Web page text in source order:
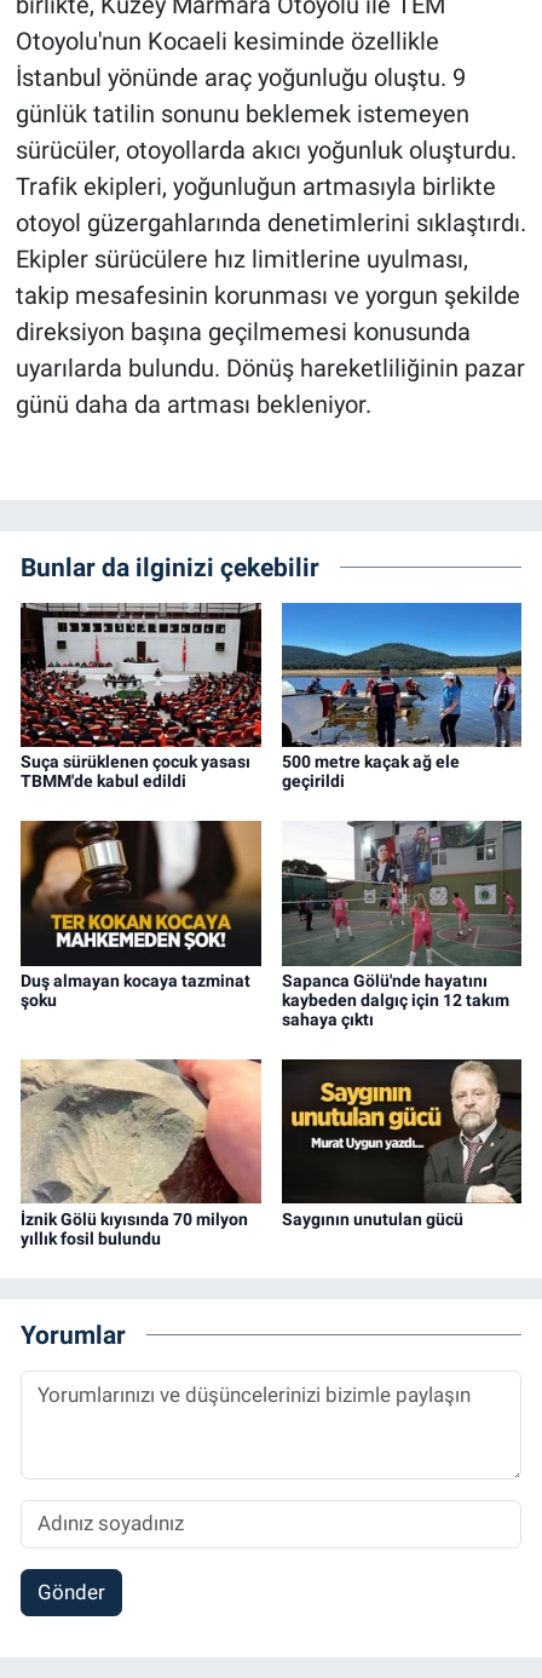
Otoyolu'nun Kocaeli kesiminde özellikle
İstanbul yönünde araç yoğunluğu oluştu. 9
günlük tatilin sonunu beklemek istemeyen
sürücüler, otoyollarda akıcı yoğunluk oluşturdu.
Trafik ekipleri, yoğunluğun artmasıyla birlikte
otoyol güzergahlarında denetimlerini sıklaştırdı.
Ekipler sürücülere hız limitlerine uyulması,
takip mesafesinin korunması ve yorgun şekilde
direksiyon başına geçilmemesi konusunda
uyarılarda bulundu. Dönüş hareketliliğinin pazar
günü daha da artması bekleniyor.
Bunlar da ilginizi çekebilir
Suça sürüklenen çocuk yasası
TBMM'de kabul edildi
500 metre kaçak ağ ele
geçirildi
Duş almayan kocaya tazminat
şoku
Sapanca Gölü'nde hayatını
kaybeden dalgıç için 12 takım
sahaya çıktı
İznik Gölü kıyısında 70 milyon
yıllık fosil bulundu
Saygının unutulan gücü
Yorumlar
Gönder